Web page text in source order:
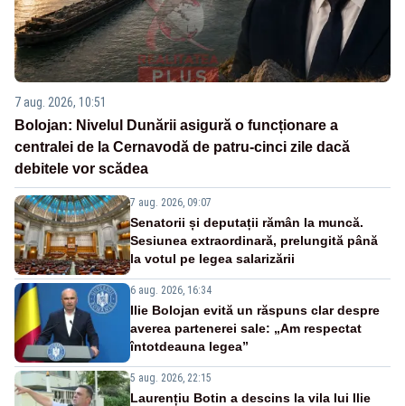
7 aug. 2026, 10:51
Bolojan: Nivelul Dunării asigură o funcționare a
centralei de la Cernavodă de patru-cinci zile dacă
debitele vor scădea
7 aug. 2026, 09:07
Senatorii și deputații rămân la muncă.
Sesiunea extraordinară, prelungită până
la votul pe legea salarizării
6 aug. 2026, 16:34
Ilie Bolojan evită un răspuns clar despre
averea partenerei sale: „Am respectat
întotdeauna legea”
5 aug. 2026, 22:15
Laurențiu Botin a descins la vila lui Ilie